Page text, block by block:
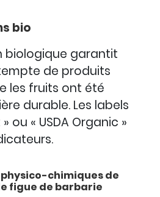
bio
biologique garantit
de produits
les fruits ont été
durable. Les labels
ou « USDA Organic »
chimiques de
figue de barbarie